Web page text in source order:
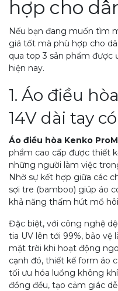
hợp cho
Nếu bạn đang muốn tìm
giá tốt mà phù hợp cho
qua top 3 sản phẩm
hiện nay.
1. Áo điều
14V dài tay
Áo điều hòa Kenko
phẩm cao cấp được thiết
những người làm việc
Nhờ sự kết hợp giữa các
sợi tre (bamboo) giúp áo
khả năng thấm hút mồ
Đặc biệt, với công nghệ
tia UV lên tới 99%, bảo vệ
mặt trời khi hoạt động
cạnh đó, thiết kế form áo
tối ưu hóa luồng không
đồng đều, tạo cảm giác